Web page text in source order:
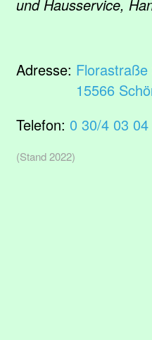
und Hausservice,
Adresse: Florastraße
15566
Telefon: 0 30/4 03
(Stand 2022)